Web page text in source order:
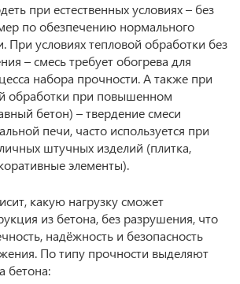
при естественных условиях – без
по обезпечению нормального
При условиях тепловой обработки без
– смесь требует обогрева для
набора прочности. А также при
обработки при повышенном
бетон) – твердение смеси
печи, часто используется при
штучных изделий (плитка,
элементы).
какую нагрузку сможет
из бетона, без разрушения, что
надёжность и безопасность
По типу прочности выделяют
бетона: